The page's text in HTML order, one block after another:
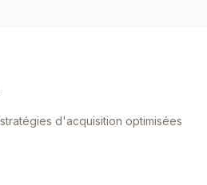
d'acquisition optimisées